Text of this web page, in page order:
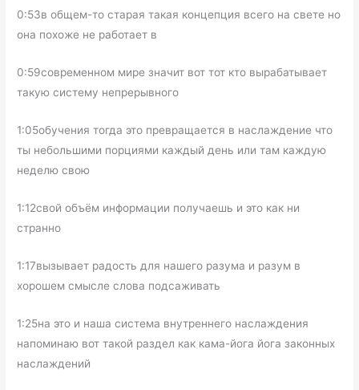
0:53в общем-то старая такая концепция всего на свете но
она похоже не работает в
0:59современном мире значит вот тот кто вырабатывает
такую систему непрерывного
1:05обучения тогда это превращается в наслаждение что
ты небольшими порциями каждый день или там каждую
неделю свою
1:12свой объём информации получаешь и это как ни
странно
1:17вызывает радость для нашего разума и разум в
хорошем смысле слова подсаживать
1:25на это и наша система внутреннего наслаждения
напоминаю вот такой раздел как кама-йога йога законных
наслаждений